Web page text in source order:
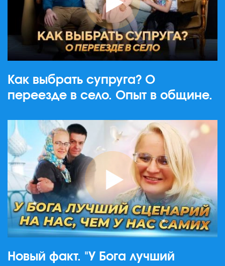
Как выбрать супруга? О
переезде в село. Опыт в общине.
Новый факт. "У Бога лучший